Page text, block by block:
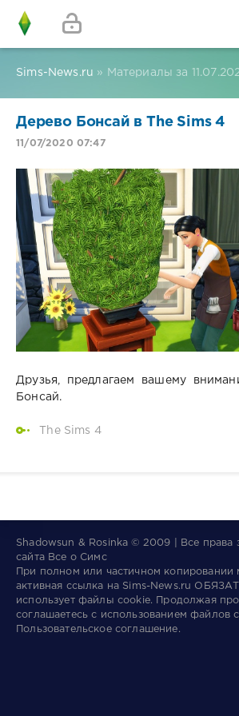
Sims-News.ru » Материалы за
Дерево Бонсай в The Sims 4
11/07/2020 07:47
Друзья, предлагаем вашему
Бонсай.
The Sims 4
Shadowsun & Rosinka © 2009 | Все
сайта Все о Симс
При полном или частичном копировании
активная ссылка на Sims-News.ru
использует файлы cookie. Продолжая
соглашаетесь с использованием файлов
Пользовательское соглашение.